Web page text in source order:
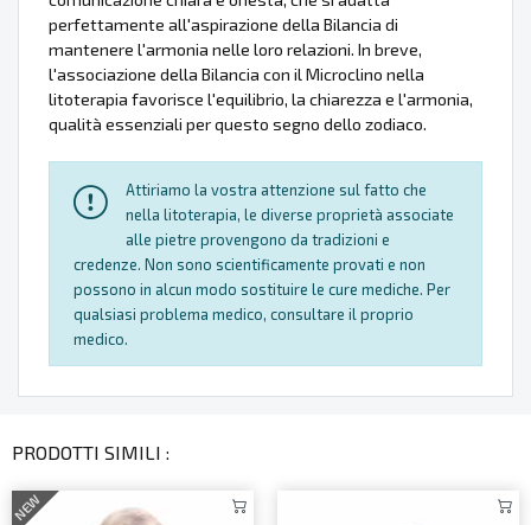
perfettamente all'aspirazione della Bilancia di
mantenere l'armonia nelle loro relazioni. In breve,
l'associazione della Bilancia con il Microclino nella
litoterapia favorisce l'equilibrio, la chiarezza e l'armonia,
qualità essenziali per questo segno dello zodiaco.
Attiriamo la vostra attenzione sul fatto che
nella litoterapia, le diverse proprietà associate
alle pietre provengono da tradizioni e
credenze. Non sono scientificamente provati e non
possono in alcun modo sostituire le cure mediche. Per
qualsiasi problema medico, consultare il proprio
medico.
PRODOTTI SIMILI :
NEW